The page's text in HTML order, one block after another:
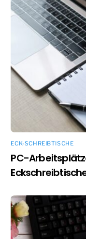
ECK-SCHREIBTISCHE
PC-